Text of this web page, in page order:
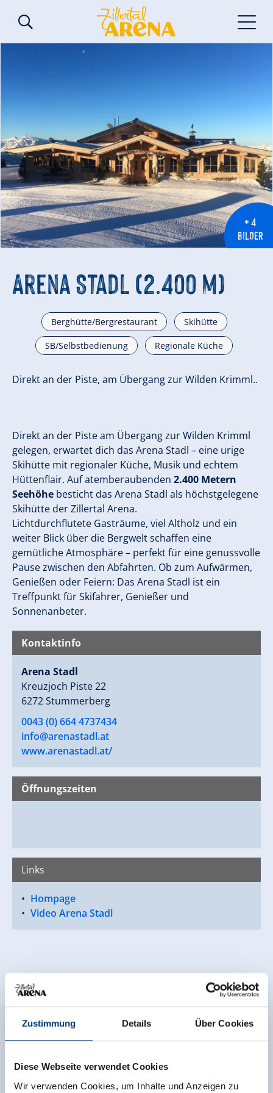
Zustimmung Details Über Cookies
Diese Webseite verwendet Cookies
Wir verwenden Cookies, um Inhalte und Anzeigen zu
+ 4
BILDER
Arena Stadl (2.400 m)
Berghütte/Bergrestaurant Skihütte
SB/Selbstbedienung Regionale Küche
Direkt an der Piste, am Übergang zur Wilden Krimml..
Direkt an der Piste am Übergang zur Wilden Krimml
gelegen, erwartet dich das Arena Stadl – eine urige
Skihütte mit regionaler Küche, Musik und echtem
Hüttenflair. Auf atemberaubenden 2.400 Metern
Seehöhe besticht das Arena Stadl als höchstgelegene
Skihütte der Zillertal Arena.
Lichtdurchflutete Gasträume, viel Altholz und ein
weiter Blick über die Bergwelt schaffen eine
gemütliche Atmosphäre – perfekt für eine genussvolle
Pause zwischen den Abfahrten. Ob zum Aufwärmen,
Genießen oder Feiern: Das Arena Stadl ist ein
Treffpunkt für Skifahrer, Genießer und
Sonnenanbeter.
Kontaktinfo
Arena Stadl
Kreuzjoch Piste 22
6272 Stummerberg
0043 (0) 664 4737434
info@arenastadl.at
www.arenastadl.at/
Öffnungszeiten
Links
Hompage
Video Arena Stadl